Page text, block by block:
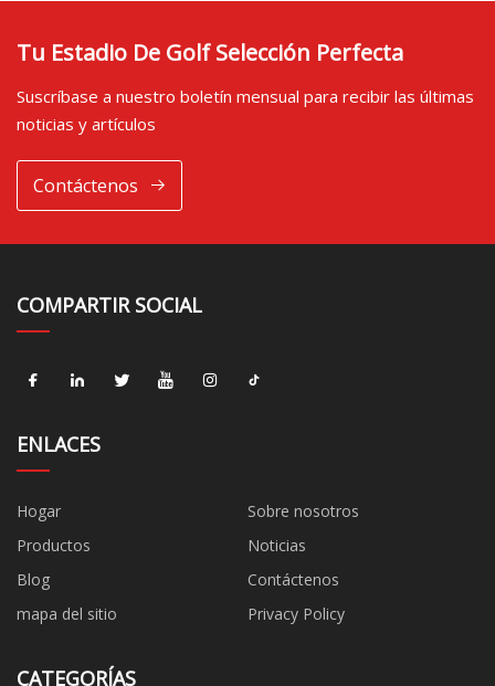
Tu Estadio De Golf Selección Perfecta
Suscríbase a nuestro boletín mensual para recibir las últimas
noticias y artículos
Contáctenos
COMPARTIR SOCIAL
ENLACES
Hogar
Sobre nosotros
Productos
Noticias
Blog
Contáctenos
mapa del sitio
Privacy Policy
CATEGORÍAS